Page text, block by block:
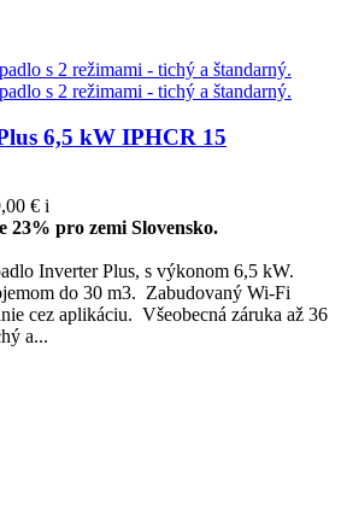
6,5 kW IPHCR 15
€ i
23% pro zemi Slovensko.
Inverter Plus, s výkonom 6,5 kW.
do 30 m3. Zabudovaný Wi-Fi
cez aplikáciu. Všeobecná záruka až 36
a...